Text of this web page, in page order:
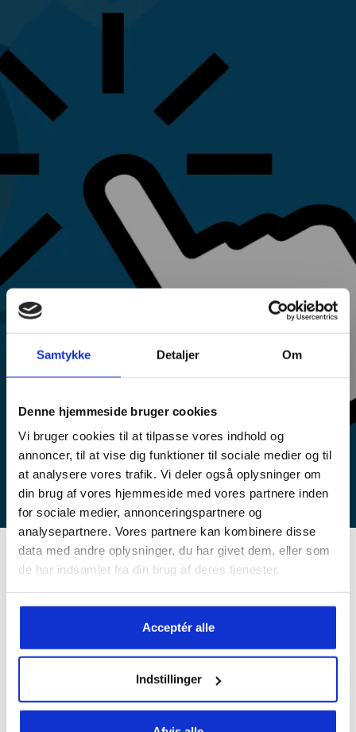
Samtykke Detaljer Om
Denne hjemmeside bruger cookies
Vi bruger cookies til at tilpasse vores indhold og
annoncer, til at vise dig funktioner til sociale medier og til
at analysere vores trafik. Vi deler også oplysninger om
din brug af vores hjemmeside med vores partnere inden
for sociale medier, annonceringspartnere og
analysepartnere. Vores partnere kan kombinere disse
data med andre oplysninger, du har givet dem, eller som
de har indsamlet fra din brug af deres tjenester.
Acceptér alle
Indstillinger
Crescendo flytter
Vi glæder os. Fredag den 17. februar siger vi goddag til et
fuldstændig nyt kontor, der er indrettet til os på 3. sal på
toppen af Sønderhøj 8 i Viby J. og farvel til lokalerne på Chr.
X’s Vej, som gennem de sidste 15 år har dannet rammerne
De nye lækre lokaler giver os mulighed for at fortsætte